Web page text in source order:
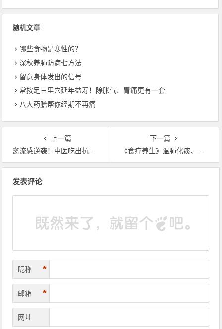
随机文章
哪些食物是寒性的？
深秋养肺防病七方法
留意身体发出的信号
常按足三里穴延年益寿！除胀气、胃痛更有一套
八大药膳帮你经期不再痛
上一篇
禽流感逆袭！中医吃出抗病力，山药、黄耆超有效
下一篇
《食疗养生》温肺化痰、养阴止咳 药膳茶饮
发表评论
昵称 *
邮箱 *
网址